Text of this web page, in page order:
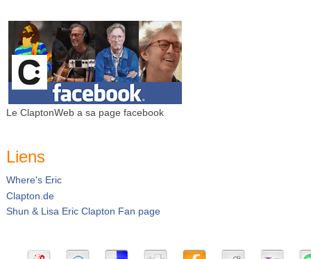
Le ClaptonWeb a sa page facebook
Liens
Where's Eric
Clapton.de
Shun & Lisa Eric Clapton Fan page